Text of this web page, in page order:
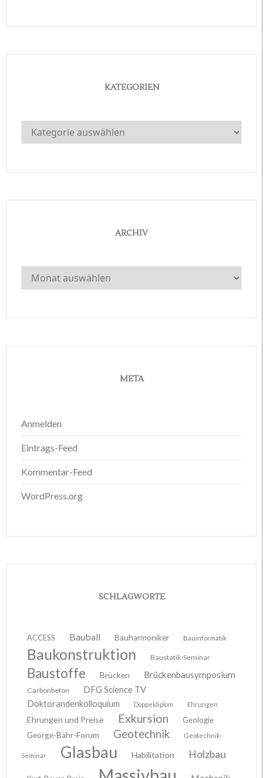
KATEGORIEN
Kategorien
ARCHIV
Archiv
META
Anmelden
Eintrags-Feed
Kommentar-Feed
WordPress.org
SCHLAGWORTE
ACCESS Bauball Bauharmoniker Bauinformatik
Baukonstruktion Baustatik-Seminar
Baustoffe Brücken Brückenbausymposium
Carbonbeton
DFG Science TV
Doktorandenkolloquium
Doppeldiplom Ehrungen
Ehrungen und Preise Exkursion
Geologie
George-Bähr-Forum
Geotechnik Geotechnik-
Seminar Glasbau Habilitation Holzbau